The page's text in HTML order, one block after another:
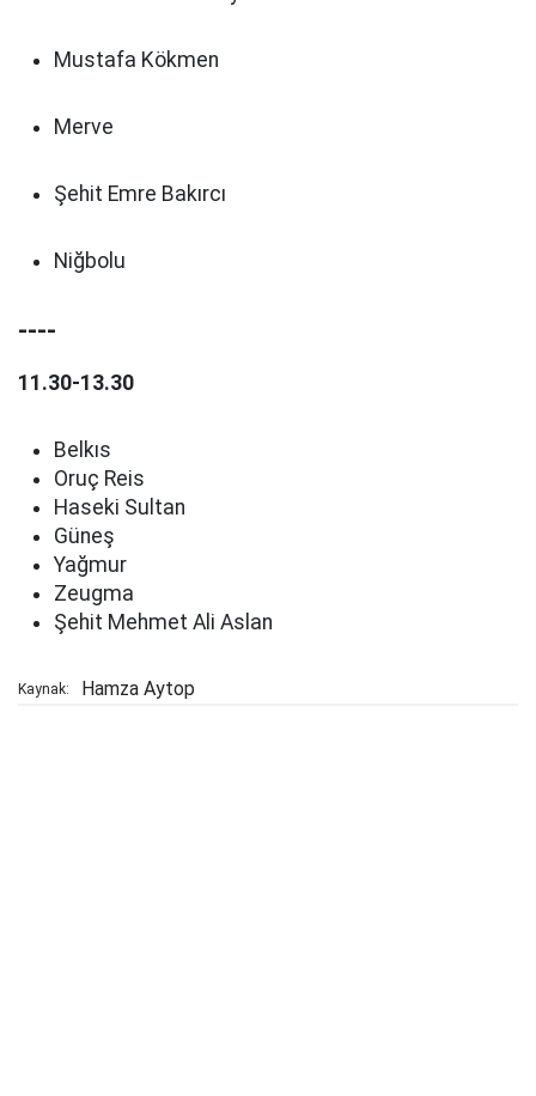
Mustafa Kökmen
Merve
Şehit Emre Bakırcı
Niğbolu
----
11.30-13.30
Belkıs
Oruç Reis
Haseki Sultan
Güneş
Yağmur
Zeugma
Şehit Mehmet Ali Aslan
Kaynak: Hamza Aytop